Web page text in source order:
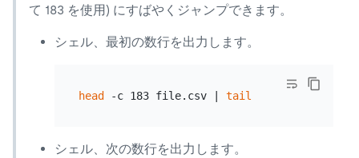
て 183 を使用) にすばやくジャンプできます。
シェル、最初の数行を出力します。
head -c 183 file.csv | tail
シェル、次の数行を出力します。